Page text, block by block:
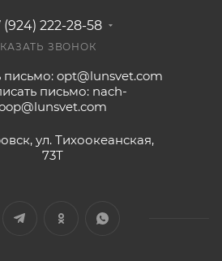
(924) 222-28-58
ЗВОНОК
письмо: opt@lunsvet.com
письмо: nach-
ул. Тихоокеанская,
73Т